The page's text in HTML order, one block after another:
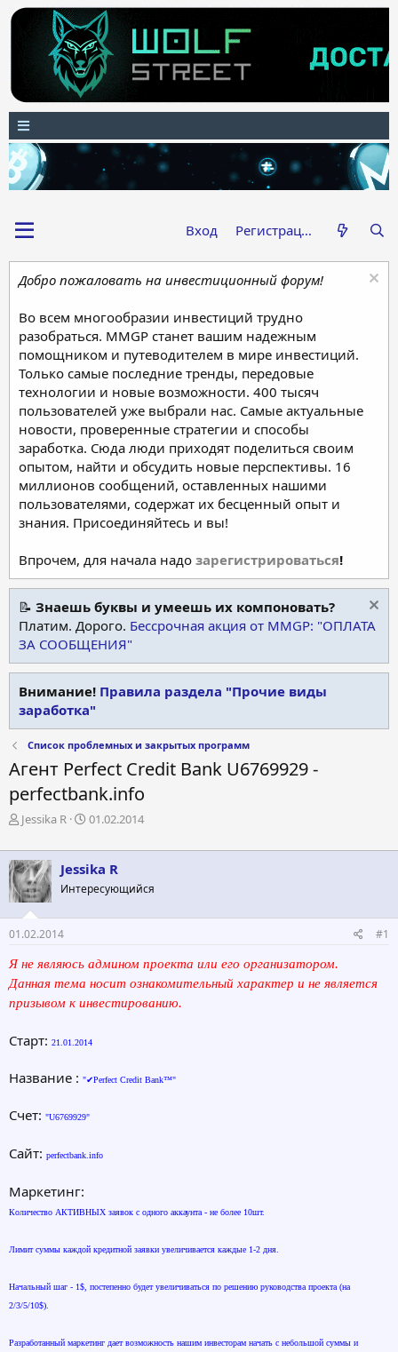
Вход Регистрация
Добро пожаловать на инвестиционный форум!
Во всем многообразии инвестиций трудно
разобраться. MMGP станет вашим надежным
помощником и путеводителем в мире инвестиций.
Только самые последние тренды, передовые
технологии и новые возможности. 400 тысяч
пользователей уже выбрали нас. Самые актуальные
новости, проверенные стратегии и способы
заработка. Сюда люди приходят поделиться своим
опытом, найти и обсудить новые перспективы. 16
миллионов сообщений, оставленных нашими
пользователями, содержат их бесценный опыт и
знания. Присоединяйтесь и вы!
Впрочем, для начала надо зарегистрироваться!
📝 Знаешь буквы и умеешь их компоновать?
Платим. Дорого. Бессрочная акция от MMGP: "ОПЛАТА
ЗА СООБЩЕНИЯ"
Внимание! Правила раздела "Прочие виды
заработка"
Список проблемных и закрытых программ
Агент Perfect Credit Bank U6769929 -
perfectbank.info
А
т
о
р
т
е
м
ы
Jessika R
Д
т
а
а
ч
л
а
01.02.2014
Jessika R
Интересующийся
01.02.2014 #1
Я не являюсь админом проекта или его организатором.
Данная тема носит ознакомительный характер и не является
призывом к инвестированию.
Старт: 21.01.2014
Название : "✔Perfect Credit Bank™"
Счет: "U6769929"
Сайт: perfectbank.info
Маркетинг:
Количество АКТИВНЫХ заявок с одного аккаунта - не более 10шт.
Лимит суммы каждой кредитной заявки увеличивается каждые 1-2 дня.
Начальный шаг - 1$, постепенно будет увеличиваться по решению руководства проекта (на
2/3/5/10$).
Разработанный маркетинг дает возможность нашим инвесторам начать с небольшой суммы и